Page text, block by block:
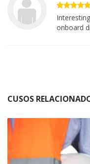
onboard
CUSOS